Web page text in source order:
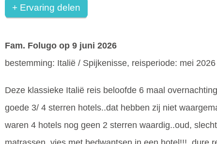
+ Ervaring delen
Fam. Folugo op 9 juni 2026
bestemming: Italië / Spijkenisse, reisperiode: mei 2026
Deze klassieke Italië reis beloofde 6 maal
goede 3/ 4 sterren hotels..dat hebben zij niet
waren 4 hotels nog geen 2 sterren waardig..oud,